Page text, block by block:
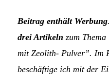
Beitrag enthält Werbung
drei Artikeln zum
mit Zeolith- Pulver”. Im
beschäftige ich mit der